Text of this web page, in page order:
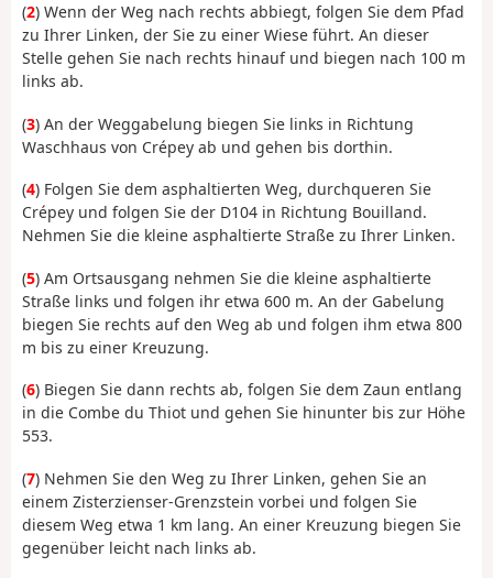
(2) Wenn der Weg nach rechts abbiegt, folgen Sie dem Pfad
zu Ihrer Linken, der Sie zu einer Wiese führt. An dieser
Stelle gehen Sie nach rechts hinauf und biegen nach 100 m
links ab.
(3) An der Weggabelung biegen Sie links in Richtung
Waschhaus von Crépey ab und gehen bis dorthin.
(4) Folgen Sie dem asphaltierten Weg, durchqueren Sie
Crépey und folgen Sie der D104 in Richtung Bouilland.
Nehmen Sie die kleine asphaltierte Straße zu Ihrer Linken.
(5) Am Ortsausgang nehmen Sie die kleine asphaltierte
Straße links und folgen ihr etwa 600 m. An der Gabelung
biegen Sie rechts auf den Weg ab und folgen ihm etwa 800
m bis zu einer Kreuzung.
(6) Biegen Sie dann rechts ab, folgen Sie dem Zaun entlang
in die Combe du Thiot und gehen Sie hinunter bis zur Höhe
553.
(7) Nehmen Sie den Weg zu Ihrer Linken, gehen Sie an
einem Zisterzienser-Grenzstein vorbei und folgen Sie
diesem Weg etwa 1 km lang. An einer Kreuzung biegen Sie
gegenüber leicht nach links ab.